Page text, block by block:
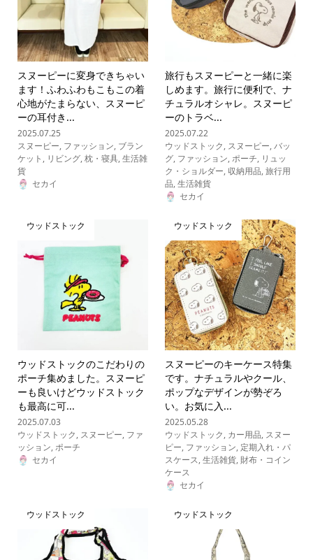
スヌーピーに変身できちゃい
ます！ふわふわもこもこの着
心地がたまらない、スヌーピ
ーの耳付き...
2025.07.25
スヌーピー, ファッション, ブラン
ケット , リビング,枕・寝具,生活雑
貨
セカイ
旅行もスヌーピーと一緒に楽
しめます。旅行に便利で、ナ
チュラルオシャレ。スヌーピ
ーのトラベ...
2025.07.22
ウッドストック, スヌーピー,バッ
グ, ファッション,ポーチ, リュッ
ク・ショルダー, 収納用品,旅行用
品,生活雑貨
セカイ
ウッドストック
ウッドストックのこだわりの
ポーチ集めました。スヌーピ
ーも良いけどウッドストック
も最高に可...
2025.07.03
ウッドストック, スヌーピー, ファ
ッション,ポーチ
セカイ
ウッドストック
スヌーピーのキーケース特集
です。ナチュラルやクール、
ポップなデザインが勢ぞろ
い。お気に入...
2025.05.28
ウッドストック, カー用品, スヌー
ピー, ファッション, 定期入れ・パ
スケース,生活雑貨, 財布・コイン
ケース
セカイ
ウッドストック ウッドストック